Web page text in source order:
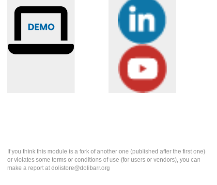
If you think this module is a fork of another one (published after the first one)
or violates some terms or conditions of use (for users or vendors), you can
make a report at dolistore@dolibarr.org